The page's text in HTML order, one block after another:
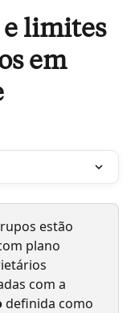
e limites
em
estão
plano
com a
definida como